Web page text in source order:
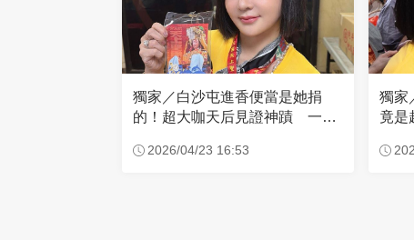
獨家／白沙屯進香便當是她捐
的！超大咖天后見證神蹟 一靠
2026/04/23 16:53
獨家
竟是